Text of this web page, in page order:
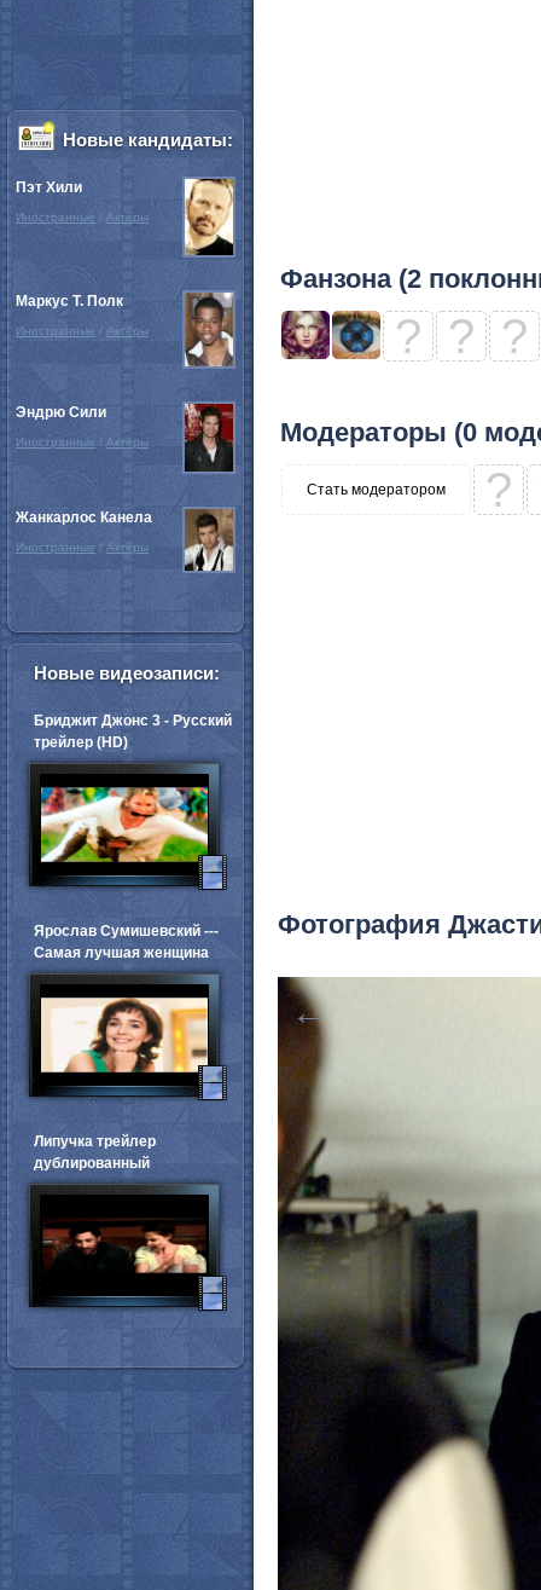
Фанзона (2
? ? ?
Модераторы (0
Стать модератором ?
Фотография
←
Новые кандидаты:
Пэт Хили
Иностранные / Актёры
Маркус Т. Полк
Иностранные / Актёры
Эндрю Сили
Иностранные / Актёры
Жанкарлос Канела
Иностранные / Актёры
Новые видеозаписи:
Бриджит Джонс 3 - Русский
трейлер (HD)
Ярослав Сумишевский ---
Самая лучшая женщина
Липучка трейлер
дублированный